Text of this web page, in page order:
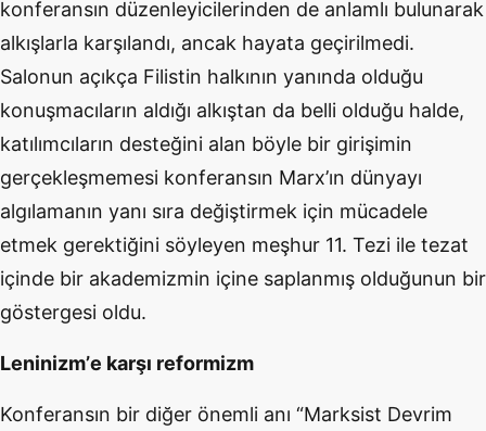
konferansın düzenleyicilerinden de anlamlı bulunarak
alkışlarla karşılandı, ancak hayata geçirilmedi.
Salonun açıkça Filistin halkının yanında olduğu
konuşmacıların aldığı alkıştan da belli olduğu halde,
katılımcıların desteğini alan böyle bir girişimin
gerçekleşmemesi konferansın Marx’ın dünyayı
algılamanın yanı sıra değiştirmek için mücadele
etmek gerektiğini söyleyen meşhur 11. Tezi ile tezat
içinde bir akademizmin içine saplanmış olduğunun bir
göstergesi oldu.
Leninizm’e karşı reformizm
Konferansın bir diğer önemli anı “Marksist Devrim